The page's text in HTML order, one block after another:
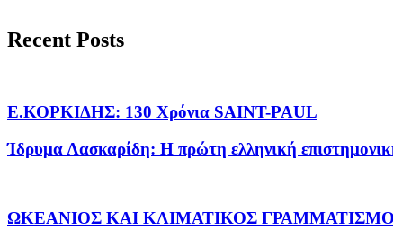
Recent Posts
Ε.ΚΟΡΚΙΔΗΣ: 130 Χρόνια SAINT-PAUL
Ίδρυμα Λασκαρίδη: Η πρώτη ελληνική
ΩΚΕΑΝΙΟΣ ΚΑΙ ΚΛΙΜΑΤΙΚΟΣ